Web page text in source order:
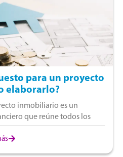
para un proyecto
elaborarlo?
inmobiliario es un
que reúne todos los
propiedad. Se incluyen la
preliminares, diseño,